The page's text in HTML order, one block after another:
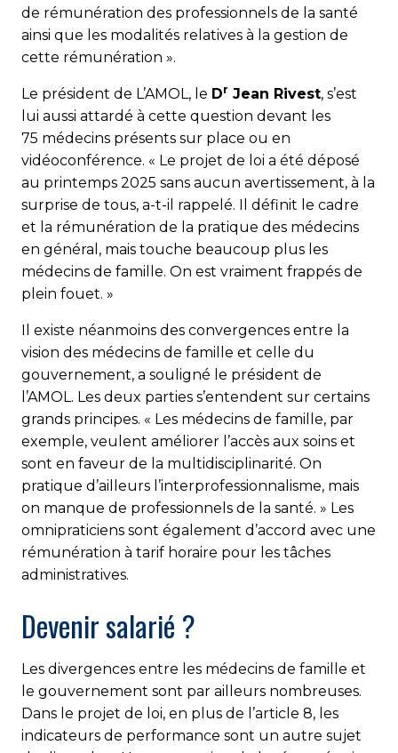
de rémunération des professionnels de la santé
ainsi que les modalités relatives à la gestion de
cette rémunération ».
Le président de L’AMOL, le Dr Jean Rivest, s’est
lui aussi attardé à cette question devant les
75 médecins présents sur place ou en
vidéoconférence. « Le projet de loi a été déposé
au printemps 2025 sans aucun avertissement, à la
surprise de tous, a-t-il rappelé. Il définit le cadre
et la rémunération de la pratique des médecins
en général, mais touche beaucoup plus les
médecins de famille. On est vraiment frappés de
plein fouet. »
Il existe néanmoins des convergences entre la
vision des médecins de famille et celle du
gouvernement, a souligné le président de
l’AMOL. Les deux parties s’entendent sur certains
grands principes. « Les médecins de famille, par
exemple, veulent améliorer l’accès aux soins et
sont en faveur de la multidisciplinarité. On
pratique d’ailleurs l’interprofessionnalisme, mais
on manque de professionnels de la santé. » Les
omnipraticiens sont également d’accord avec une
rémunération à tarif horaire pour les tâches
administratives.
Devenir salarié ?
Les divergences entre les médecins de famille et
le gouvernement sont par ailleurs nombreuses.
Dans le projet de loi, en plus de l’article 8, les
indicateurs de performance sont un autre sujet